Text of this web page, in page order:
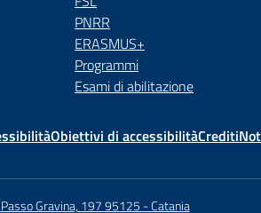
PNRR
ERASMUS+
Programmi
Esami di abilitazione
Obiettivi di accessibilitàCrediti
Gravina, 197 95125 - Catania